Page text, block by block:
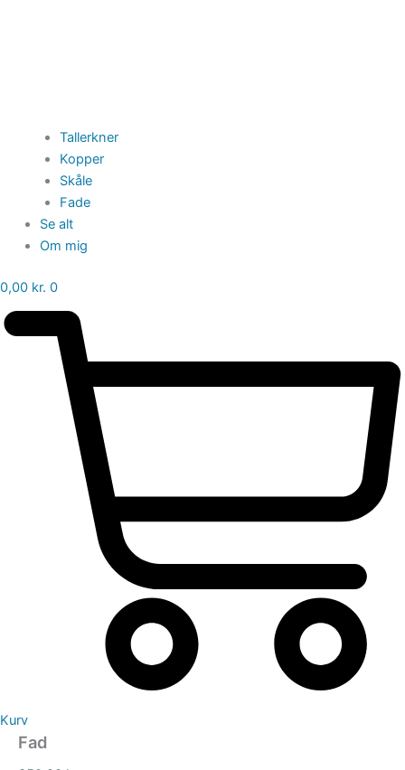
Tallerkner
Kopper
Skåle
Fade
Se alt
Om mig
0,00 kr. 0
Kurv
Fad